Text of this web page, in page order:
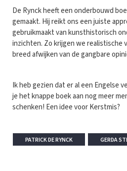
De Rynck heeft een onderbouwd
gemaakt. Hij reikt ons een juiste
gebruikmaakt van kunsthistorisch
inzichten. Zo krijgen we realistische
breed afwijken van de gangbare
Ik heb gezien dat er al een Engelse
je het knappe boek aan nog meer
schenken! Een idee voor Kerstmis?
PATRICK DE RYNCK GERDA